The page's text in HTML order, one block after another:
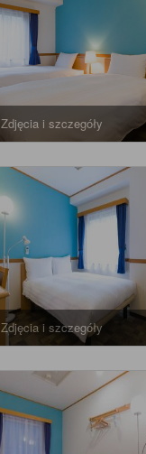
Zdjęcia i szczegóły
Zdjęcia i szczegóły